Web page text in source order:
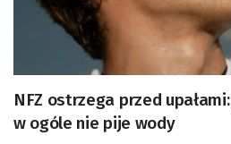
NFZ ostrzega przed
w ogóle nie pije wody